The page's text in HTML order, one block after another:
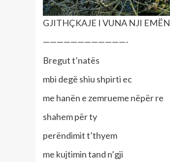
GJITHÇKAJE I VUNA NJI EMËN
————————————-
Bregut t’natës
mbi degë shiu shpirti ec
me hanën e zemrueme nëpër re
shahem për ty
perëndimit t’thyem
me kujtimin tand n’gji